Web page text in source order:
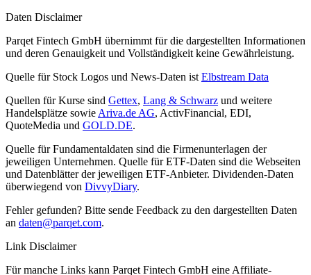
Daten Disclaimer
Parqet Fintech GmbH übernimmt für die dargestellten Informationen
und deren Genauigkeit und Vollständigkeit keine Gewährleistung.
Quelle für Stock Logos und News-Daten ist Elbstream Data
Quellen für Kurse sind Gettex, Lang & Schwarz und weitere
Handelsplätze sowie Ariva.de AG, ActivFinancial, EDI,
QuoteMedia und GOLD.DE.
Quelle für Fundamentaldaten sind die Firmenunterlagen der
jeweiligen Unternehmen. Quelle für ETF-Daten sind die Webseiten
und Datenblätter der jeweiligen ETF-Anbieter. Dividenden-Daten
überwiegend von DivvyDiary.
Fehler gefunden? Bitte sende Feedback zu den dargestellten Daten
an daten@parqet.com.
Link Disclaimer
Für manche Links kann Parqet Fintech GmbH eine Affiliate-